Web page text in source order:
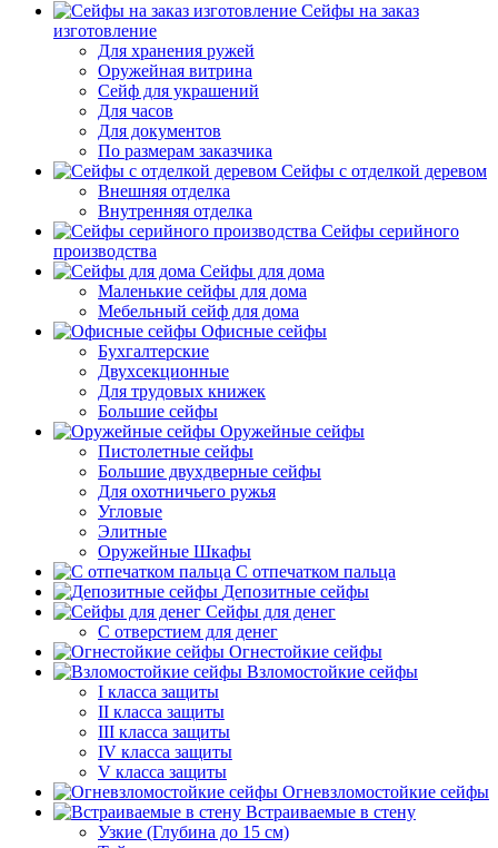
Сейфы на заказ
изготовление
Для хранения ружей
Оружейная витрина
Сейф для украшений
Для часов
Для документов
По размерам заказчика
Сейфы с отделкой деревом
Внешняя отделка
Внутренняя отделка
Сейфы серийного
производства
Сейфы для дома
Маленькие сейфы для дома
Мебельный сейф для дома
Офисные сейфы
Бухгалтерские
Двухсекционные
Для трудовых книжек
Большие сейфы
Оружейные сейфы
Пистолетные сейфы
Большие двухдверные сейфы
Для охотничьего ружья
Угловые
Элитные
Оружейные Шкафы
С отпечатком пальца
Депозитные сейфы
Сейфы для денег
С отверстием для денег
Огнестойкие сейфы
Взломостойкие сейфы
I класса защиты
II класса защиты
III класса защиты
IV класса защиты
V класса защиты
Огневзломостойкие сейфы
Встраиваемые в стену
Узкие (Глубина до 15 см)